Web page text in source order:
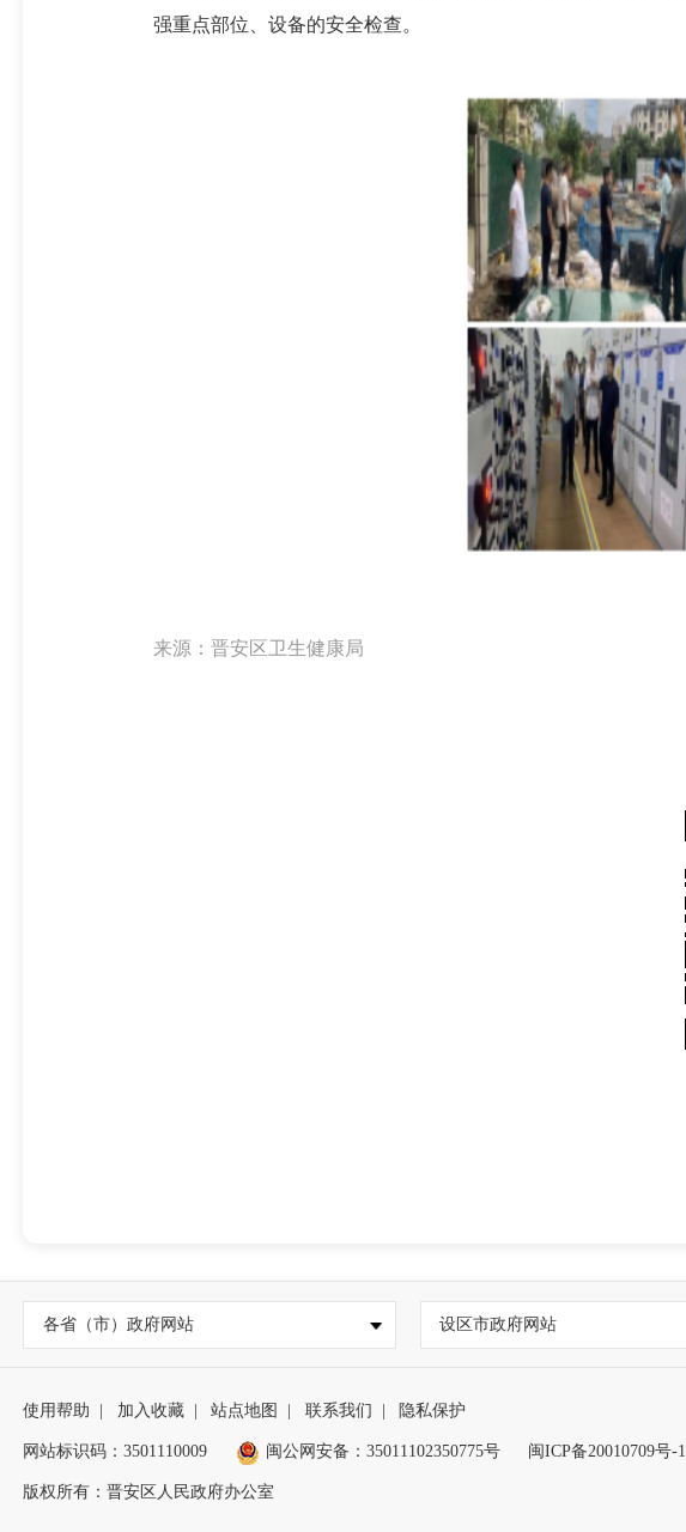
强重点部位、设备的安全检查。
来源：晋安区卫生健康局
各省（市）政府网站 设区市政府网站
使用帮助 加入收藏 站点地图 联系我们 隐私保护
网站标识码：3501110009 闽公网安备：35011102350775号 闽ICP备20010709号-1
版权所有：晋安区人民政府办公室